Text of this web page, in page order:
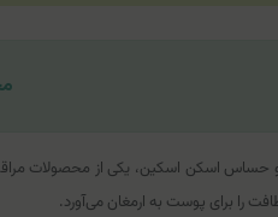
اسکن اسکین، یکی از محصولات
را برای پوست به ارمغان می‌آورد.